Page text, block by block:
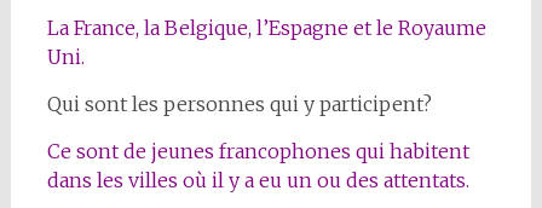
La France, la Belgique, l’Espagne et le Royaume
Uni.
Qui sont les personnes qui y participent?
Ce sont de jeunes francophones qui habitent
dans les villes où il y a eu un ou des attentats.